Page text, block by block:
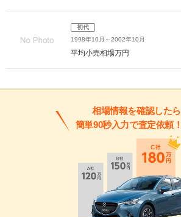
初代
1998年10月～2002年10月
平均小売相場万円
相場情報を確認したら
簡単90秒入力で査定依頼！